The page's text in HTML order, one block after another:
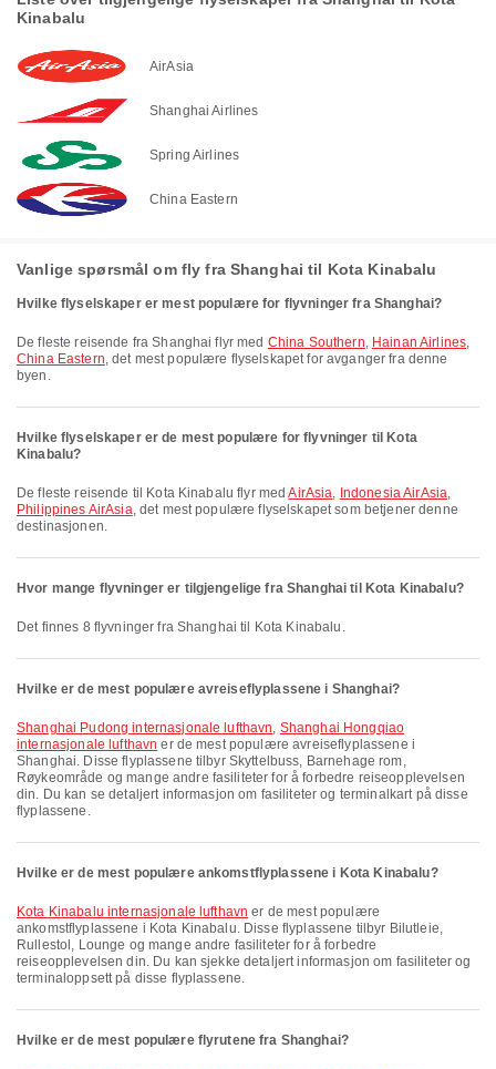
Kinabalu
AirAsia
Shanghai Airlines
Spring Airlines
China Eastern
Vanlige spørsmål om fly fra Shanghai til Kota Kinabalu
Hvilke flyselskaper er mest populære for flyvninger fra Shanghai?
De fleste reisende fra Shanghai flyr med China Southern, Hainan Airlines,
China Eastern, det mest populære flyselskapet for avganger fra denne
byen.
Hvilke flyselskaper er de mest populære for flyvninger til Kota
Kinabalu?
De fleste reisende til Kota Kinabalu flyr medAirAsia, Indonesia AirAsia,
Philippines AirAsia, det mest populære flyselskapet som betjener denne
destinasjonen.
Hvor mange flyvninger er tilgjengelige fra Shanghai til Kota Kinabalu?
Det finnes 8 flyvninger fra Shanghai til Kota Kinabalu.
Hvilke er de mest populære avreiseflyplassene i Shanghai?
Shanghai Pudong internasjonale lufthavn, Shanghai Hongqiao
internasjonale lufthavn er de mest populære avreiseflyplassene i
Shanghai. Disse flyplassene tilbyr Skyttelbuss, Barnehage rom,
Røykeområde og mange andre fasiliteter for å forbedre reiseopplevelsen
din. Du kan se detaljert informasjon om fasiliteter og terminalkart på disse
flyplassene.
Hvilke er de mest populære ankomstflyplassene i Kota Kinabalu?
Kota Kinabalu internasjonale lufthavn er de mest populære
ankomstflyplassene i Kota Kinabalu. Disse flyplassene tilbyr Bilutleie,
Rullestol, Lounge og mange andre fasiliteter for å forbedre
reiseopplevelsen din. Du kan sjekke detaljert informasjon om fasiliteter og
terminaloppsett på disse flyplassene.
Hvilke er de mest populære flyrutene fra Shanghai?